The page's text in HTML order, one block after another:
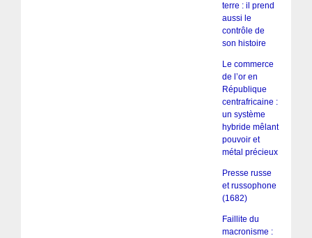
terre : il prend
aussi le
contrôle de
son histoire
Le commerce
de l’or en
République
centrafricaine :
un système
hybride mêlant
pouvoir et
métal précieux
Presse russe
et russophone
(1682)
Faillite du
macronisme :